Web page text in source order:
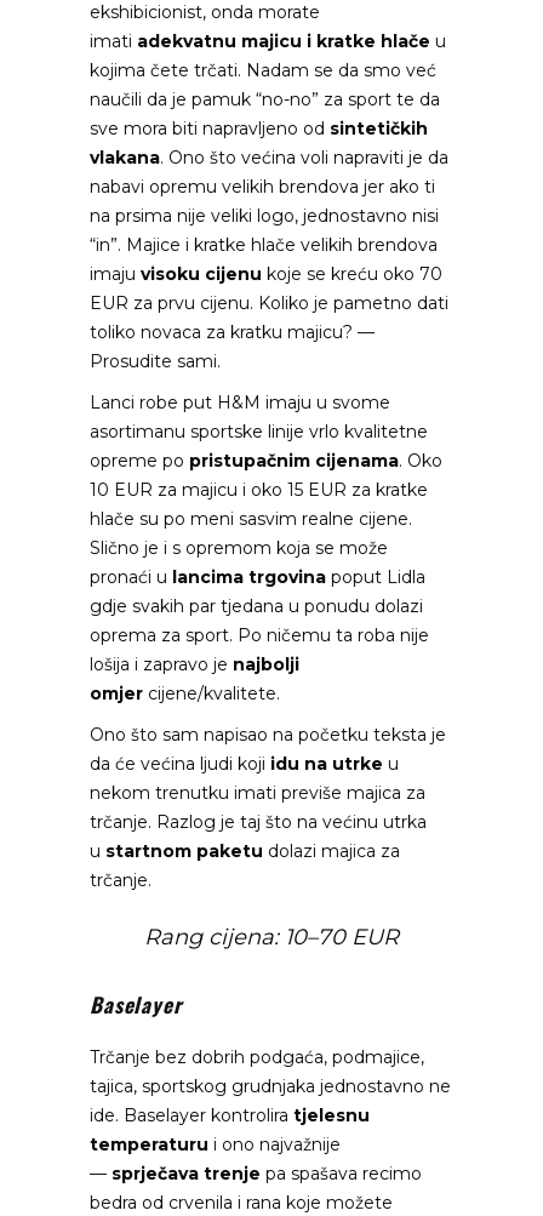
ekshibicionist, onda morate
imati adekvatnu majicu i kratke hlače u
kojima čete trčati. Nadam se da smo već
naučili da je pamuk “no-no” za sport te da
sve mora biti napravljeno od sintetičkih
vlakana. Ono što većina voli napraviti je da
nabavi opremu velikih brendova jer ako ti
na prsima nije veliki logo, jednostavno nisi
“in”. Majice i kratke hlače velikih brendova
imaju visoku cijenu koje se kreću oko 70
EUR za prvu cijenu. Koliko je pametno dati
toliko novaca za kratku majicu? —
Prosudite sami.
Lanci robe put H&M imaju u svome
asortimanu sportske linije vrlo kvalitetne
opreme po pristupačnim cijenama. Oko
10 EUR za majicu i oko 15 EUR za kratke
hlače su po meni sasvim realne cijene.
Slično je i s opremom koja se može
pronaći u lancima trgovina poput Lidla
gdje svakih par tjedana u ponudu dolazi
oprema za sport. Po ničemu ta roba nije
lošija i zapravo je najbolji
omjer cijene/kvalitete.
Ono što sam napisao na početku teksta je
da će većina ljudi koji idu na utrke u
nekom trenutku imati previše majica za
trčanje. Razlog je taj što na većinu utrka
u startnom paketu dolazi majica za
trčanje.
Rang cijena: 10–70 EUR
Baselayer
Trčanje bez dobrih podgaća, podmajice,
tajica, sportskog grudnjaka jednostavno ne
ide. Baselayer kontrolira tjelesnu
temperaturu i ono najvažnije
— sprječava trenje pa spašava recimo
bedra od crvenila i rana koje možete